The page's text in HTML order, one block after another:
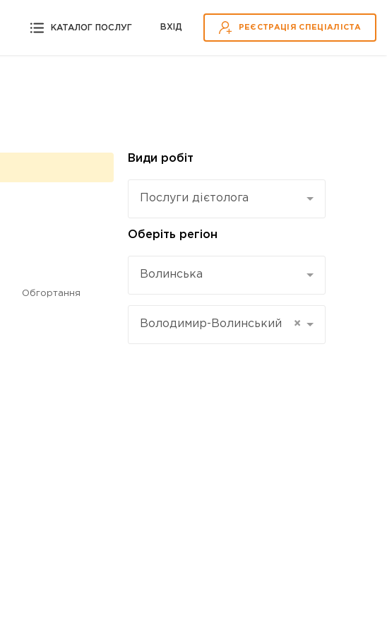
КАТАЛОГ ПОСЛУГ ВХІД РЕЄСТРАЦІЯ СПЕЦІАЛІСТА
Обгортання
Види робіт
Послуги дієтолога
Оберіть регіон
Волинська
×
Володимир-Волинський